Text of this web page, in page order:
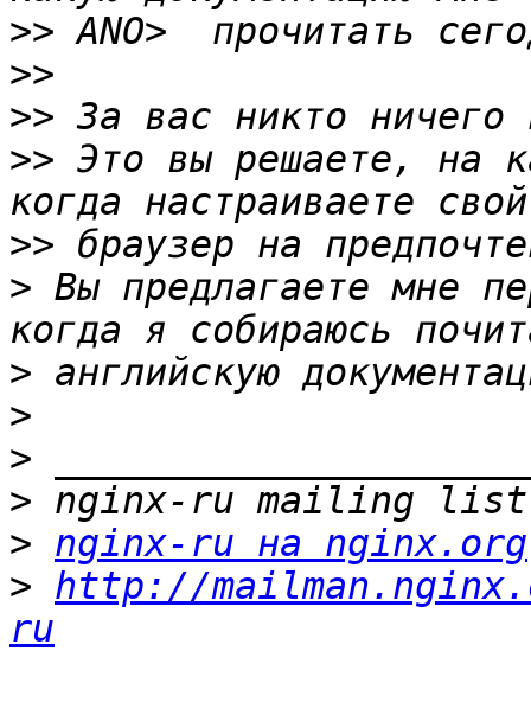
>>
>>
>>
>> Это вы решаете, на
>>
> Вы предлагаете мне
>
>
>
>
> nginx-ru на nginx.org
> http://
ru